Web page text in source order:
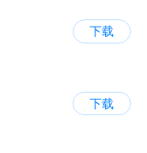
下载
下载